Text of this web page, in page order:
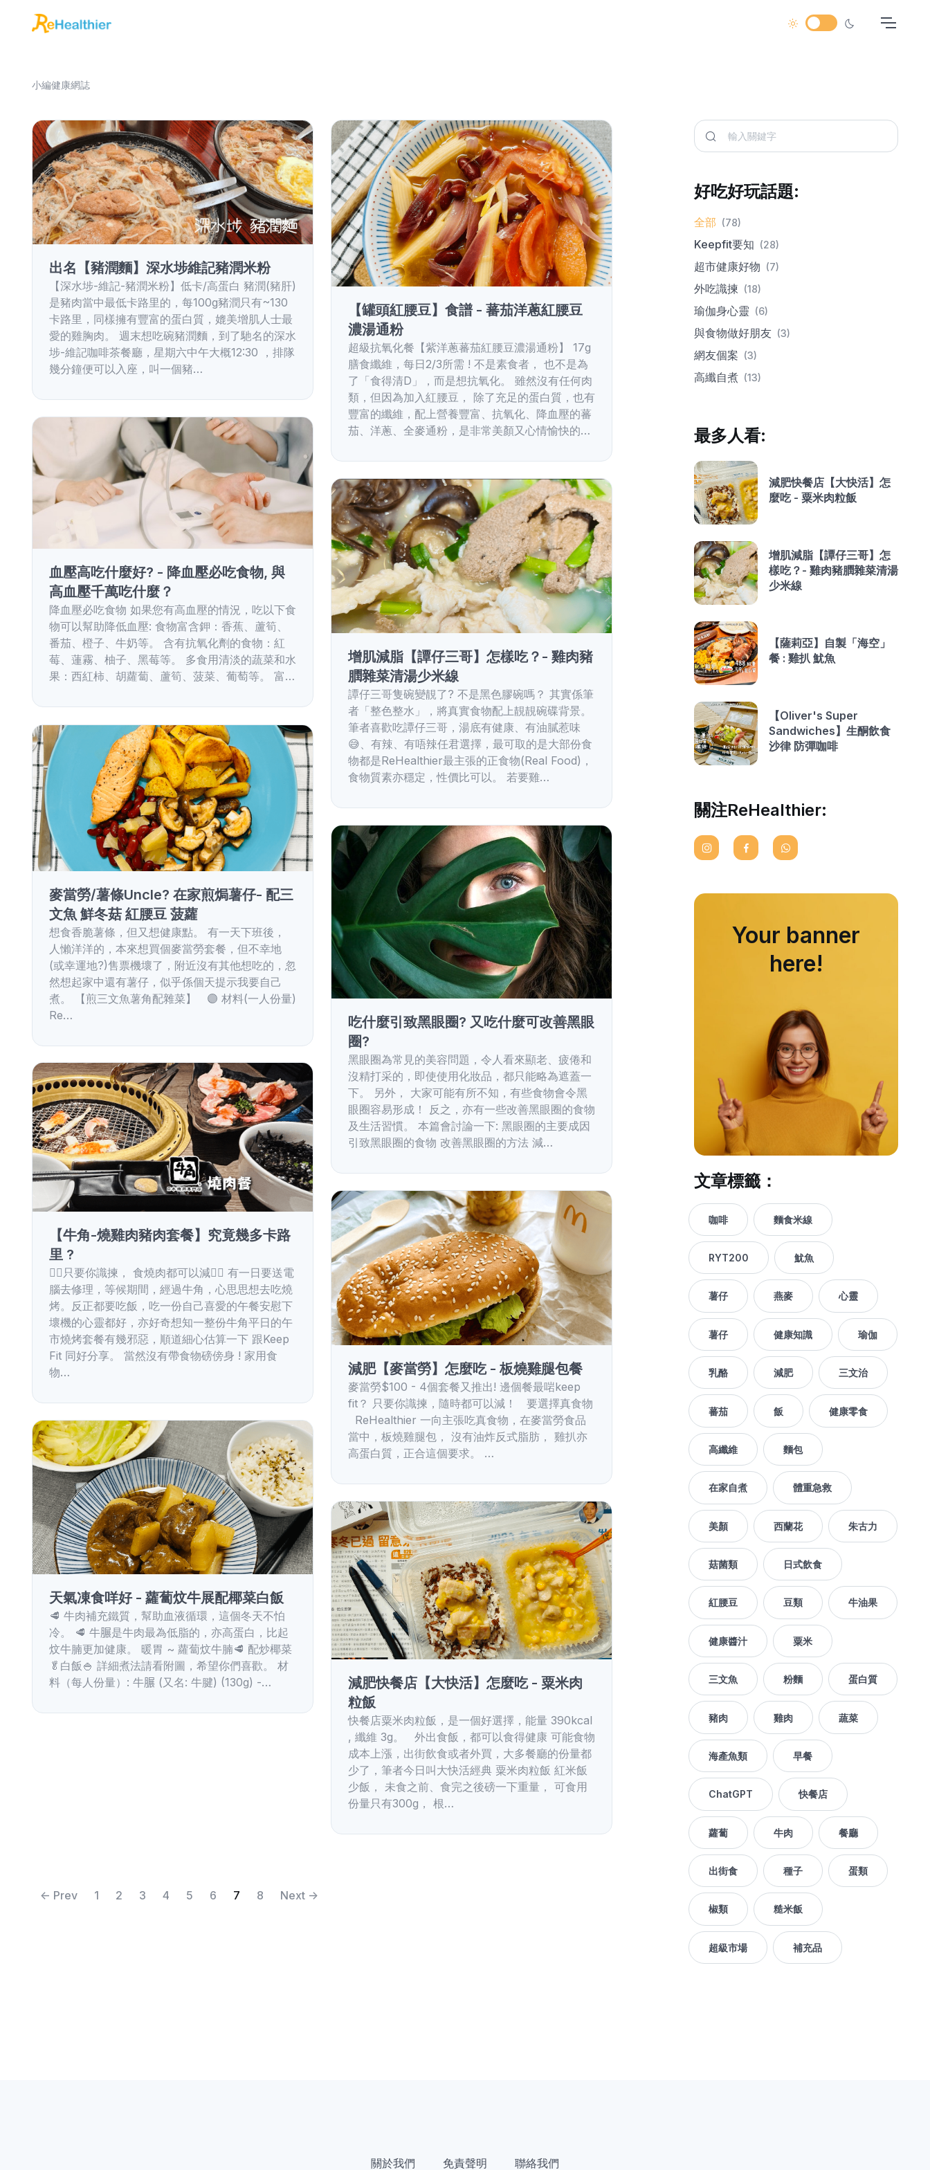
小編健康網誌
出名【豬潤麵】深水埗維記豬潤米粉
【深水埗-維記-豬潤米粉】低卡/高蛋白 豬潤(豬肝)
是豬肉當中最低卡路里的，每100g豬潤只有~130
卡路里，同樣擁有豐富的蛋白質，媲美增肌人士最
愛的雞胸肉。 週末想吃碗豬潤麵，到了馳名的深水
埗-維記咖啡茶餐廳，星期六中午大概12:30 ，排隊
幾分鐘便可以入座，叫一個豬…
【罐頭紅腰豆】食譜 - 蕃茄洋蔥紅腰豆
濃湯通粉
超級抗氧化餐【紫洋蔥蕃茄紅腰豆濃湯通粉】 17g
膳食纖維，每日2/3所需 ! 不是素食者， 也不是為
了「食得清D」，而是想抗氧化。 雖然沒有任何肉
類，但因為加入紅腰豆， 除了充足的蛋白質，也有
豐富的纖維，配上營養豐富、抗氧化、降血壓的蕃
茄、洋蔥、全麥通粉，是非常美顏又心情愉快的…
血壓高吃什麼好? - 降血壓必吃食物, 與
高血壓千萬吃什麼？
降血壓必吃食物 如果您有高血壓的情況，吃以下食
物可以幫助降低血壓: 食物富含鉀：香蕉、蘆筍、
番茄、橙子、牛奶等。 含有抗氧化劑的食物：紅
莓、蓮霧、柚子、黑莓等。 多食用清淡的蔬菜和水
果：西紅柿、胡蘿蔔、蘆筍、菠菜、葡萄等。 富…
增肌減脂【譚仔三哥】怎樣吃？- 雞肉豬
膶雜菜清湯少米線
譚仔三哥隻碗變靚了? 不是黑色膠碗嗎？ 其實係筆
者「整色整水」，將真實食物配上靚靚碗碟背景。
筆者喜歡吃譚仔三哥，湯底有健康、有油膩惹味
😅、有辣、有唔辣任君選擇，最可取的是大部份食
物都是ReHealthier最主張的正食物(Real Food)，
食物質素亦穩定，性價比可以。 若要雞…
麥當勞/薯條Uncle? 在家煎焗薯仔- 配三
文魚 鮮冬菇 紅腰豆 菠蘿
想食香脆薯條，但又想健康點。 有一天下班後，
人懶洋洋的，本來想買個麥當勞套餐，但不幸地
(或幸運地?)售票機壞了，附近沒有其他想吃的，忽
然想起家中還有薯仔，似乎係個天提示我要自己
煮。 【煎三文魚薯角配雜菜】 🟣 材料(一人份量)
Re…
吃什麼引致黑眼圈? 又吃什麼可改善黑眼
圈?
黑眼圈為常見的美容問題，令人看來顯老、疲倦和
沒精打采的，即使使用化妝品，都只能略為遮蓋一
下。 另外， 大家可能有所不知，有些食物會令黑
眼圈容易形成！ 反之，亦有一些改善黑眼圈的食物
及生活習慣。 本篇會討論一下: 黑眼圈的主要成因
引致黑眼圈的食物 改善黑眼圈的方法 減…
【牛角-燒雞肉豬肉套餐】究竟幾多卡路
里 ?
✌🏻只要你識揀， 食燒肉都可以減✌🏻 有一日要送電
腦去修理，等候期間，經過牛角，心思思想去吃燒
烤。反正都要吃飯，吃一份自己喜愛的午餐安慰下
壞機的心靈都好，亦好奇想知一整份牛角平日的午
市燒烤套餐有幾邪惡，順道細心估算一下 跟Keep
Fit 同好分享。 當然沒有帶食物磅傍身 ! 家用食
物…
減肥【麥當勞】怎麼吃 - 板燒雞腿包餐
麥當勞$100 - 4個套餐又推出! 邊個餐最啱keep
fit？ 只要你識揀，隨時都可以減！ 要選擇真食物
ReHealthier 一向主張吃真食物，在麥當勞食品
當中，板燒雞腿包， 沒有油炸反式脂肪， 雞扒亦
高蛋白質，正合這個要求。 …
天氣凍食咩好 - 蘿蔔炆牛展配椰菜白飯
🥩 牛肉補充鐵質，幫助血液循環，這個冬天不怕
冷。 🥩 牛𦟌是牛肉最為低脂的，亦高蛋白，比起
炆牛腩更加健康。 暖胃 ~ 蘿蔔炆牛腩🥩 配炒椰菜
🥬白飯🍚 詳細煮法請看附圖，希望你們喜歡。 材
料（每人份量）: 牛𦟌 (又名: 牛腱) (130g) -…
減肥快餐店【大快活】怎麼吃 - 粟米肉
粒飯
快餐店粟米肉粒飯，是一個好選擇，能量 390kcal
, 纖維 3g。 外出食飯，都可以食得健康 可能食物
成本上漲，出街飲食或者外買，大多餐廳的份量都
少了，筆者今日叫大快活經典 粟米肉粒飯 紅米飯
少飯， 未食之前、食完之後磅一下重量， 可食用
份量只有300g， 根…
<- Prev 1 2 3 4 5 6 7(current)
8 Next ->
好吃好玩話題:
全部 (78)
Keepfit要知 (28)
超市健康好物 (7)
外吃識揀 (18)
瑜伽身心靈 (6)
與食物做好朋友 (3)
網友個案 (3)
高纖自煮 (13)
最多人看:
減肥快餐店【大快活】怎
麼吃 - 粟米肉粒飯
增肌減脂【譚仔三哥】怎
樣吃？- 雞肉豬膶雜菜清湯
少米線
【薩莉亞】自製「海空」
餐 : 雞扒 魷魚
【Oliver's Super
Sandwiches】生酮飲食
沙律 防彈咖啡
關注ReHealthier:
Your banner
here!
文章標籤：
咖啡 麵食米線
RYT200 魷魚
薯仔 燕麥 心靈
薯仔 健康知識 瑜伽
乳酪 減肥 三文治
蕃茄 飯 健康零食
高纖維 麵包
在家自煮 體重急救
美顏 西蘭花 朱古力
菇菌類 日式飲食
紅腰豆 豆類 牛油果
健康醬汁 粟米
三文魚 粉麵 蛋白質
豬肉 雞肉 蔬菜
海產魚類 早餐
ChatGPT 快餐店
蘿蔔 牛肉 餐廳
出街食 種子 蛋類
椒類 糙米飯
超級市場 補充品
關於我們 免責聲明 聯絡我們